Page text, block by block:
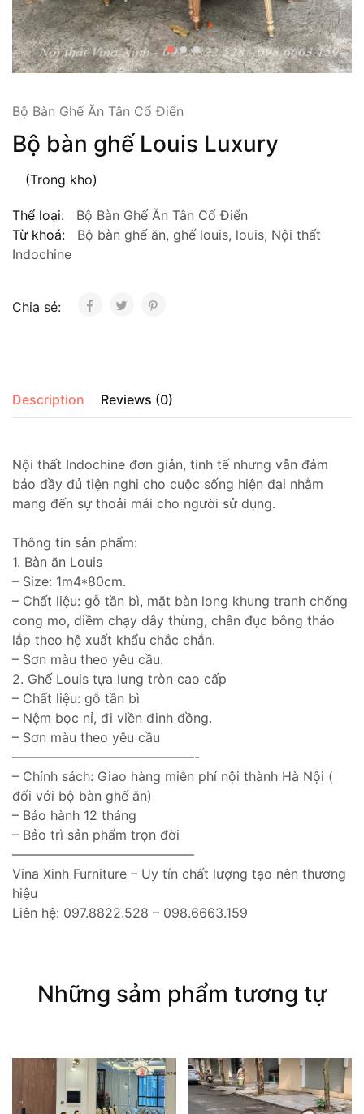
Bộ Bàn Ghế Ăn Tân Cổ Điển
Bộ bàn ghế Louis Luxury
(Trong kho)
Thể loại:
Bộ Bàn Ghế Ăn Tân Cổ Điển
Từ khoá:
Bộ bàn ghế ăn, ghế louis, louis, Nội thất
Indochine
Chia sẻ:
Description Reviews (0)
Nội thất Indochine đơn giản, tinh tế nhưng vẫn đảm
bảo đầy đủ tiện nghi cho cuộc sống hiện đại nhằm
mang đến sự thoải mái cho người sử dụng.
Thông tin sản phẩm:
1. Bàn ăn Louis
– Size: 1m4*80cm.
– Chất liệu: gỗ tần bì, mặt bàn long khung tranh chống
cong mo, diềm chạy dây thừng, chân đục bông tháo
lắp theo hệ xuất khẩu chắc chắn.
– Sơn màu theo yêu cầu.
2. Ghế Louis tựa lưng tròn cao cấp
– Chất liệu: gỗ tần bì
– Nệm bọc nỉ, đi viền đinh đồng.
– Sơn màu theo yêu cầu
——————————————-
– Chính sách: Giao hàng miễn phí nội thành Hà Nội (
đối với bộ bàn ghế ăn)
– Bảo hành 12 tháng
– Bảo trì sản phẩm trọn đời
——————————————
Vina Xinh Furniture – Uy tín chất lượng tạo nên thương
hiệu
Liên hệ: 097.8822.528 – 098.6663.159
Những sảm phẩm tương tự